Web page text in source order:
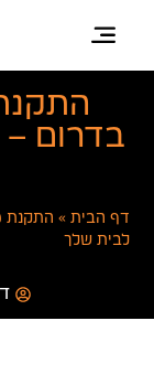
בדרום
דף הבית » התקנת
לבית שלך